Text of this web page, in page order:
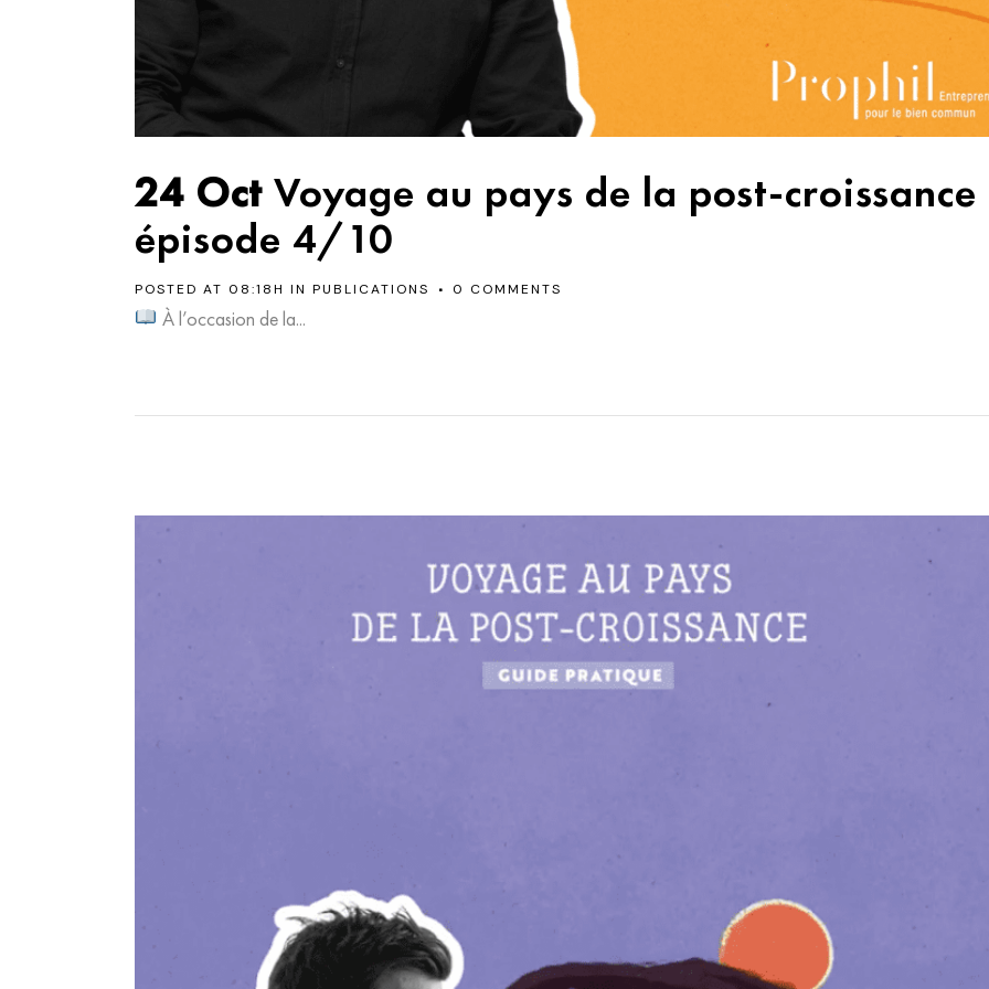
24 Oct Voyage au pays de la post-
épisode 4/10
POSTED AT 08:18H IN PUBLICATIONS 0 COMMENTS
À l’occasion de la...